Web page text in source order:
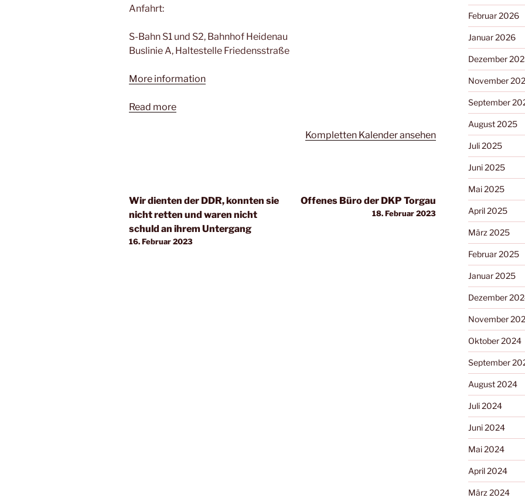
Anfahrt:
S-Bahn S1 und S2, Bahnhof Heidenau
Buslinie A, Haltestelle Friedensstraße
More information
Read more
Kompletten Kalender ansehen
Wir dienten der DDR, konnten sie
nicht retten und waren nicht
schuld an ihrem Untergang
16. Februar 2023
Offenes Büro der DKP Torgau
18. Februar 2023
Februar 2026
Januar 2026
Dezember
November
September
August 2025
Juli 2025
Juni 2025
Mai 2025
April 2025
März 2025
Februar 2025
Januar 2025
Dezember
November
Oktober 2024
September
August 2024
Juli 2024
Juni 2024
Mai 2024
April 2024
März 2024